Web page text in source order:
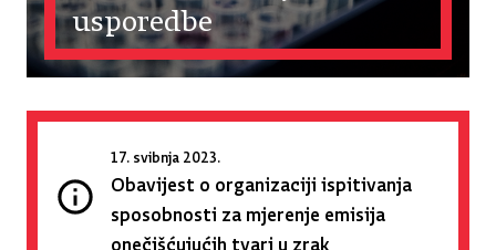
usporedbe
17. svibnja 2023.
Obavijest o organizaciji ispitivanja
sposobnosti za mjerenje emisija
onečišćujućih tvari u zrak